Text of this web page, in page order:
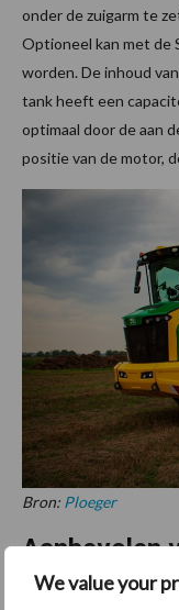
We value your
onder de zuigarm te
Optioneel kan met de
worden. De inhoud
tank heeft een
optimaal door de aan
positie van de motor,
Bron: Ploeger
Aanbevolen